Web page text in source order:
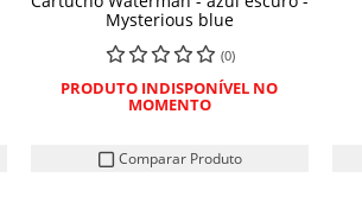
Mysterious blue
(0)
PRODUTO INDISPONÍVEL NO
MOMENTO
Comparar Produto